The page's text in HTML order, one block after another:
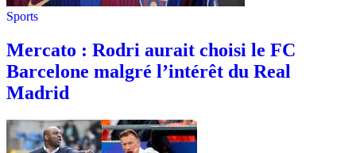
Sports
Mercato : Rodri aurait choisi le FC
Barcelone malgré l’intérêt du Real
Madrid